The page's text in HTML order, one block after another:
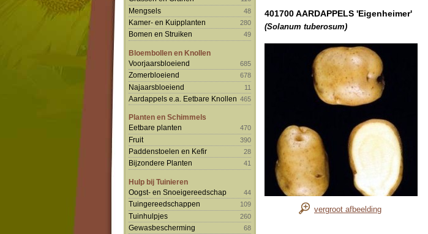
Mengsels 48
Kamer- en Kuipplanten 280
Bomen en Struiken 49
Bloembollen en Knollen
Voorjaarsbloeiend
685
Zomerbloeiend 678
Najaarsbloeiend 11
Aardappels e.a. Eetbare Knollen 465
Planten en Schimmels
Eetbare planten
470
Fruit 390
Paddenstoelen en Kefir 28
Bijzondere Planten 41
Hulp bij Tuinieren
Oogst- en Snoeigereedschap
44
Tuingereedschappen 109
Tuinhulpjes 260
Gewasbescherming 68
401700 AARDAPPELS 'Eigenheimer'
(Solanum tuberosum)
vergroot afbeelding